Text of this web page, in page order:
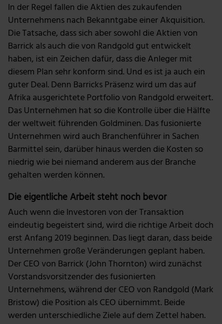
In der Regel fallen die Aktien des zukaufenden
Unternehmens nach Bekanntgabe einer Akquisition.
Die Tatsache, dass sich aber sowohl die Aktien von
Barrick als auch die von Randgold gut entwickelt
haben, ist ein Zeichen dafür, dass die Anleger mit
diesem Plan sehr konform sind. Und es ist ja auch ein
guter Deal. Denn Barricks Präsenz wird um das auf
Afrika ausgerichtete Portfolio von Randgold erweitert.
Das Unternehmen hat so die Kontrolle über die Hälfte
der weltweit führenden Goldminen. Das fusionierte
Unternehmen wird auch Branchenführer in Sachen
Barmittel sein, darüber hinaus werden die Kosten so
niedrig wie bei niemand anderem aus der Branche
gehalten werden können.
Die eigentliche Arbeit steht noch bevor
Auch wenn die Investoren von der Transaktion
eindeutig begeistert sind, wird die richtige Arbeit doch
erst Anfang 2019 beginnen. Das liegt daran, dass beide
Unternehmen große Veränderungen geplant haben.
Der CEO von Barrick (John Thornton) wird zunächst
Vorstandsvorsitzender des fusionierten
Unternehmens, während der CEO von Randgold (Mark
Bristow) die Position als CEO übernimmt. Beide
werden unterschiedliche Ziele auf dem Zettel haben.